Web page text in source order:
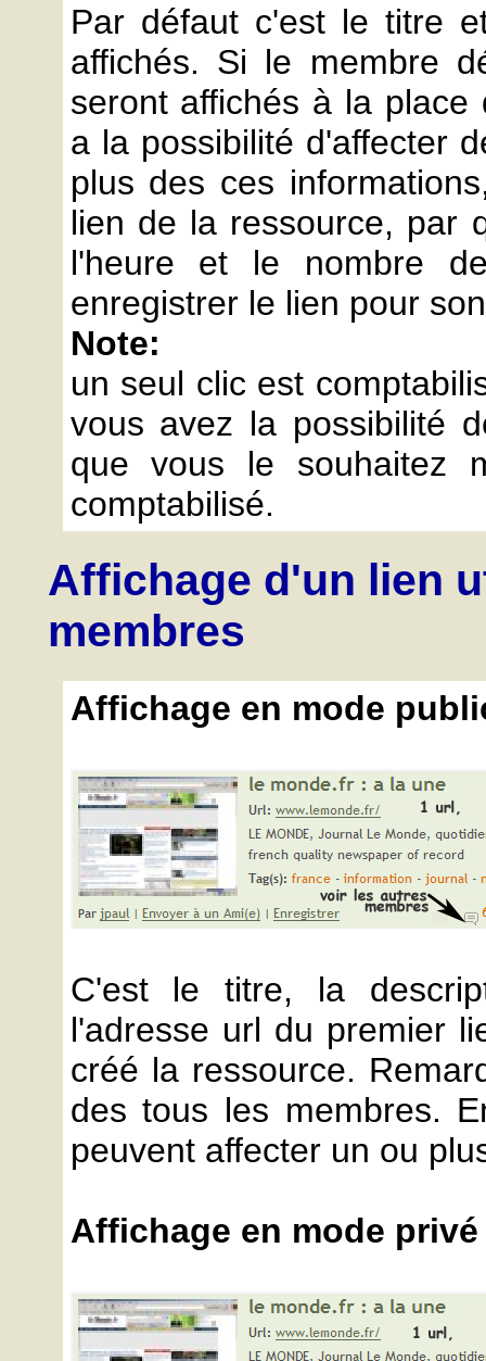
Par défaut c'est le titre
affichés. Si le membre
seront affichés à la
a la possibilité d'affecter
plus des ces
lien de la ressource, par
l'heure et le nombre
enregistrer le lien pour
Note:
un seul clic est
vous avez la possibilité
que vous le souhaitez
comptabilisé.
Affichage d'un lien
membres
Affichage en mode
C'est le titre, la
l'adresse url du premier
créé la ressource.
des tous les membres.
peuvent affecter un ou
Affichage en mode